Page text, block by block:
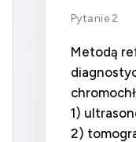
Pytanie 2
Metodą
1)
2)